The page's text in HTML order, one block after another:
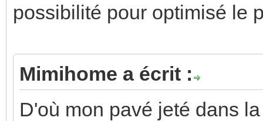
possibilité pour optimisé le
Mimihome a écrit :
D'où mon pavé jeté dans